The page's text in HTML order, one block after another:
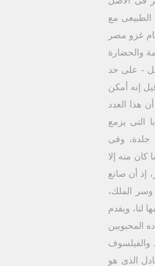
كان مشهوراً بجماله الطبيعى مع
غزو مصر
والحضارة
- على حد
إنه أمكن
هذا العدد
التى يزمع
جلدة، وفى
منه إلا
إذ أن صانع
الملك،
لنا، ويقدم
المحبوبين
والفيلسوف
الذى هو